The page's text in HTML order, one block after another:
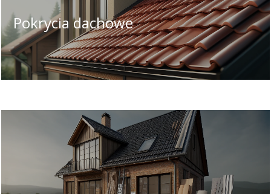
Pokrycia dachowe
Wybór odpowiedniego materiału i koloru
może znacząco wpłynąć na estetykę całej
konstrukcji